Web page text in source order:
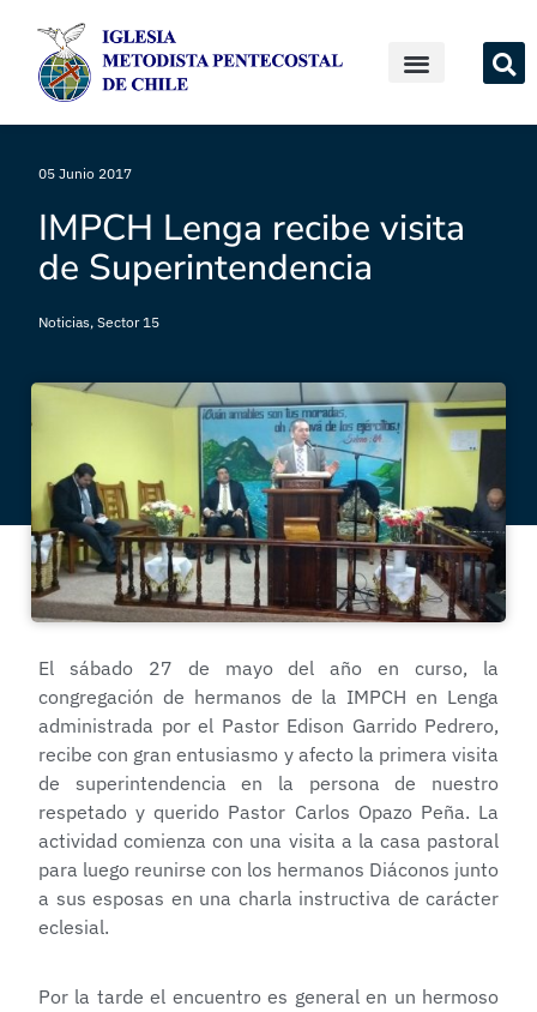
05 Junio 2017
IMPCH Lenga recibe visita
de Superintendencia
Noticias, Sector 15
El sábado 27 de mayo del año en curso, la
congregación de hermanos de la IMPCH en Lenga
administrada por el Pastor Edison Garrido Pedrero,
recibe con gran entusiasmo y afecto la primera visita
de superintendencia en la persona de nuestro
respetado y querido Pastor Carlos Opazo Peña. La
actividad comienza con una visita a la casa pastoral
para luego reunirse con los hermanos Diáconos junto
a sus esposas en una charla instructiva de carácter
eclesial.
Por la tarde el encuentro es general en un hermoso